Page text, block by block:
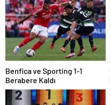
Benfica ve Sporting 1-1
Berabere Kaldı